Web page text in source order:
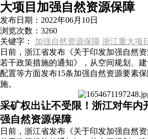
大项目加强自然资源保障
发布日期： 2022年06月10日
浏览次数： 3260
关键字： 加强自然资源保障 浙江重大项
日前，浙江省发布《关于印发加强自然
若干政策措施的通知》，从空间规划、
配置等方面发布15条加强自然资源要素
施。
采矿权出让不受限！浙江对年内
强自然资源保障
日前，浙江省发布《关于印发加强自然